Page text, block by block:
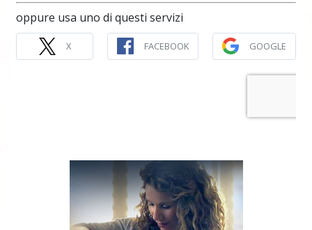
oppure usa uno di questi servizi
X FACEBOOK GOOGLE